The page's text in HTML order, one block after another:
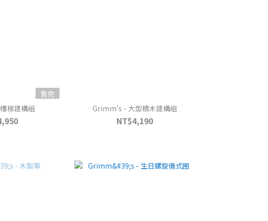
售完
梯建構組
Grimm's - 大型積木建構組
NT$4,190